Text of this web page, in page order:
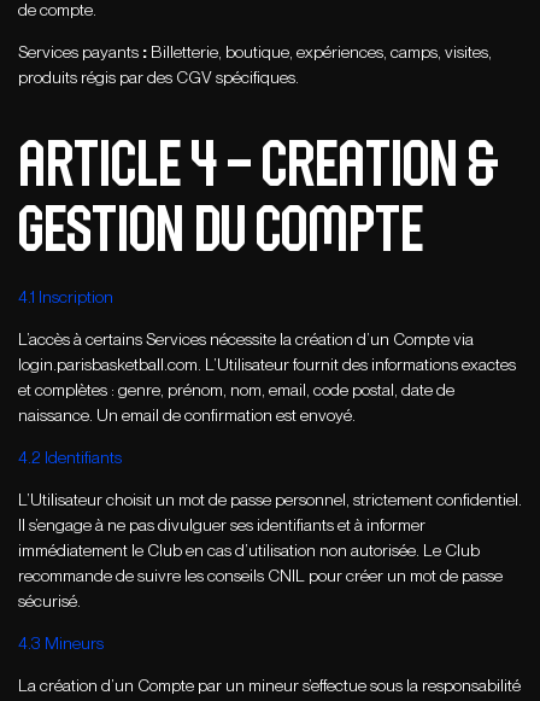
de compte.
Services payants : Billetterie, boutique, expériences, camps, visites,
produits régis par des CGV spécifiques.
ARTICLE 4 – CREATION &
GESTION DU COMPTE
4.1 Inscription
L’accès à certains Services nécessite la création d’un Compte via
login.parisbasketball.com. L’Utilisateur fournit des informations exactes
et complètes : genre, prénom, nom, email, code postal, date de
naissance. Un email de confirmation est envoyé.
4.2 Identifiants
L’Utilisateur choisit un mot de passe personnel, strictement confidentiel.
Il s’engage à ne pas divulguer ses identifiants et à informer
immédiatement le Club en cas d’utilisation non autorisée. Le Club
recommande de suivre les conseils CNIL pour créer un mot de passe
sécurisé.
4.3 Mineurs
La création d’un Compte par un mineur s’effectue sous la responsabilité